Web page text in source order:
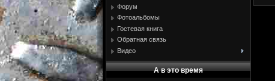
Форум
Фотоальбомы
Гостевая книга
Обратная связь
Видео
А в это время